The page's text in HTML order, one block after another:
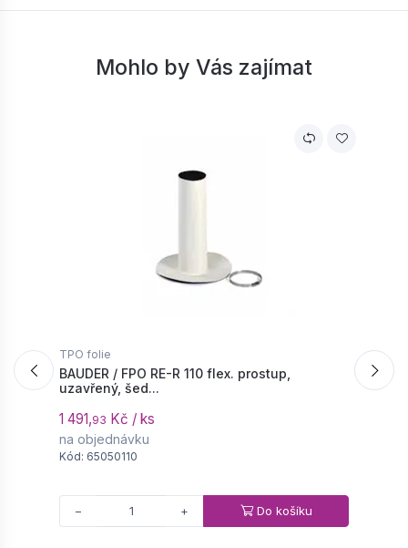
Skladem: > 5 ks
Mohlo by Vás zajímat
TPO folie
BAUDER / FPO RE-R 110 flex. prostup,
uzavřený, šed...
1 491,93 Kč / ks
na objednávku
Kód: 65050110
− + Do košíku